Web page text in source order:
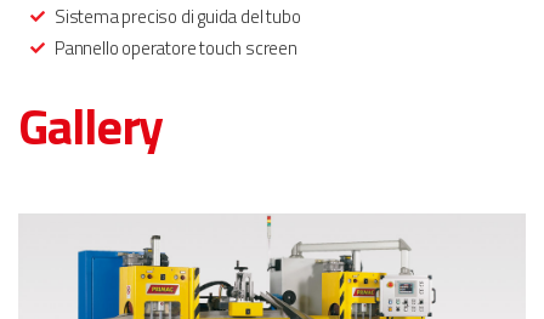
Sistema preciso di guida del tubo
Pannello operatore touch screen
Gallery